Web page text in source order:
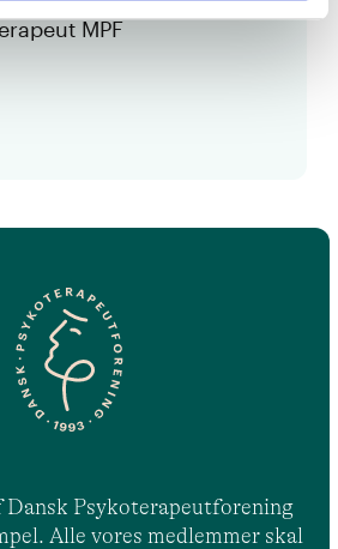
MPF
Dansk Psykoterapeutforening
Alle vores medlemmer skal